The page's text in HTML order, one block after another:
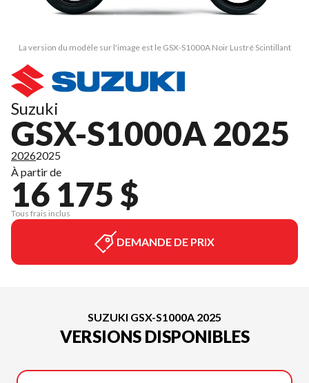
La version du modèle sur l'image est le GSX-S1000A Noir Lustré Scintillant
Suzuki
GSX-S1000A 2025
20262025
À partir de
16 175 $
Tous frais inclus
DEMANDE DE PRIX
SUZUKI GSX-S1000A 2025
VERSIONS DISPONIBLES